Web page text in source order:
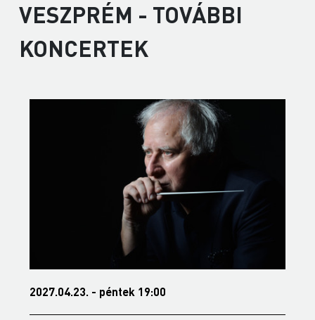
VESZPRÉM - TOVÁBBI
KONCERTEK
2027.04.23. - péntek 19:00